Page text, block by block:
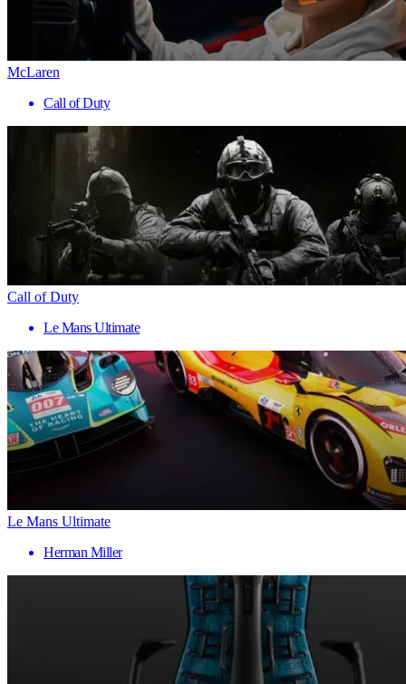
McLaren
Call of Duty
Call of Duty
Le Mans Ultimate
Le Mans Ultimate
Herman Miller